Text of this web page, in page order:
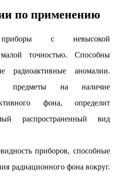
по применению
с невысокой
точностью. Способны
радиоактивные аномалии.
предметы на наличие
фона, определит
распространенный вид
приборов, способные
радиационного фона вокруг.